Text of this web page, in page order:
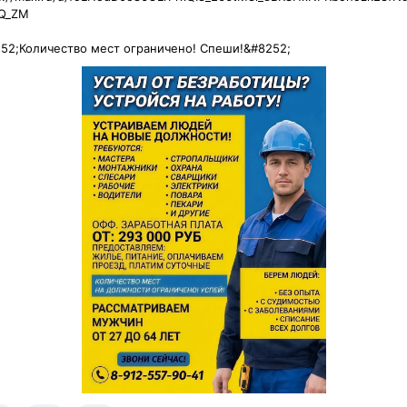
мест ограничено! Спеши!&#8252;️